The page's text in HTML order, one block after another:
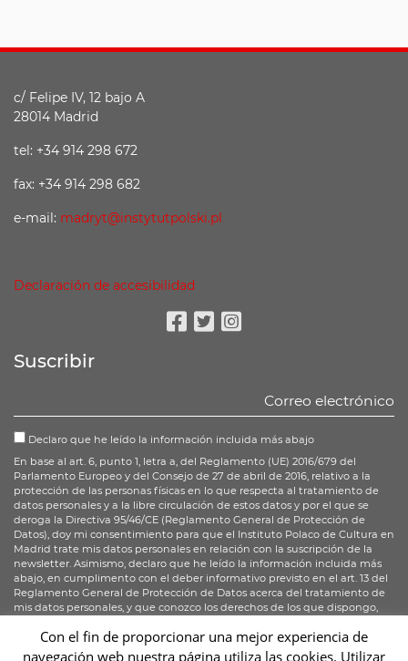
c/ Felipe IV, 12 bajo A
28014 Madrid
tel: +34 914 298 672
fax: +34 914 298 682
e-mail: madryt@instytutpolski.pl
Declaración de accesibilidad
Suscribir
Declaro que he leído la información incluida más abajo
En base al art. 6, punto 1, letra a, del Reglamento (UE) 2016/679 del
Parlamento Europeo y del Consejo de 27 de abril de 2016, relativo a la
protección de las personas físicas en lo que respecta al tratamiento de
datos personales y a la libre circulación de estos datos y por el que se
deroga la Directiva 95/46/CE (Reglamento General de Protección de
Datos), doy mi consentimiento para que el Instituto Polaco de Cultura en
Madrid trate mis datos personales en relación con la suscripción de la
newsletter. Asimismo, declaro que he leído la información incluida más
abajo, en cumplimento con el deber informativo previsto en el art. 13 del
Reglamento General de Protección de Datos acerca del tratamiento de
mis datos personales, y que conozco los derechos de los que dispongo,
Suscribirse
Con el fin de proporcionar una mejor experiencia de
navegación web nuestra página utiliza las cookies. Utilizar